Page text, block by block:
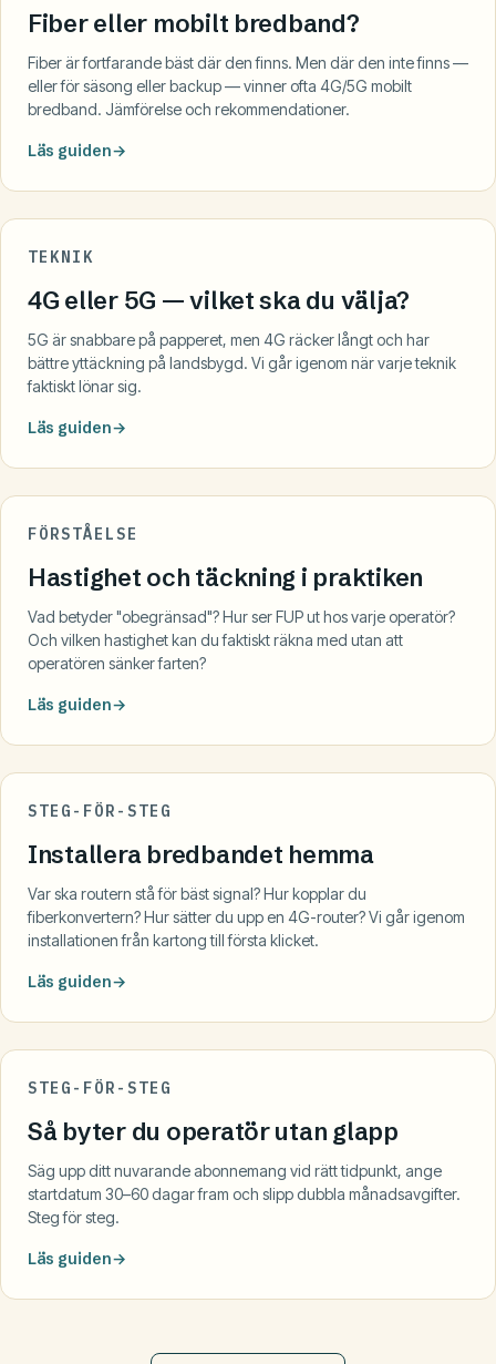
Fiber eller mobilt bredband?
Fiber är fortfarande bäst där den finns. Men där den inte finns —
eller för säsong eller backup — vinner ofta 4G/5G mobilt
bredband. Jämförelse och rekommendationer.
Läs guiden
TEKNIK
4G eller 5G — vilket ska du välja?
5G är snabbare på papperet, men 4G räcker långt och har
bättre yttäckning på landsbygd. Vi går igenom när varje teknik
faktiskt lönar sig.
Läs guiden
FÖRSTÅELSE
Hastighet och täckning i praktiken
Vad betyder "obegränsad"? Hur ser FUP ut hos varje operatör?
Och vilken hastighet kan du faktiskt räkna med utan att
operatören sänker farten?
Läs guiden
STEG-FÖR-STEG
Installera bredbandet hemma
Var ska routern stå för bäst signal? Hur kopplar du
fiberkonvertern? Hur sätter du upp en 4G-router? Vi går igenom
installationen från kartong till första klicket.
Läs guiden
STEG-FÖR-STEG
Så byter du operatör utan glapp
Säg upp ditt nuvarande abonnemang vid rätt tidpunkt, ange
startdatum 30–60 dagar fram och slipp dubbla månadsavgifter.
Steg för steg.
Läs guiden